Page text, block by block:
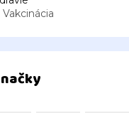
Vakcinácia